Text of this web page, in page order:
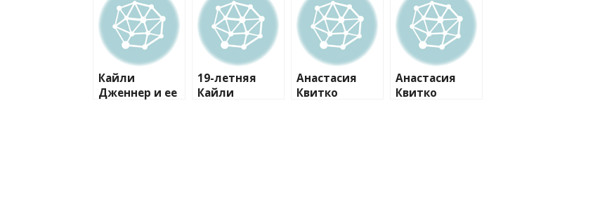
Кайли
Дженнер и ее
19-летняя
Кайли
Анастасия
Квитко
Анастасия
Квитко